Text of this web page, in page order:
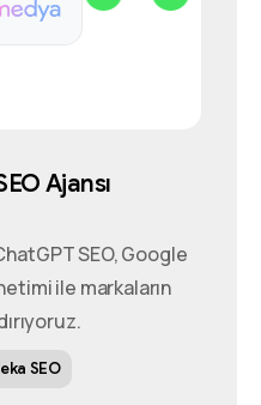
Ajansı
SEO, Google
ile markaların
SEO